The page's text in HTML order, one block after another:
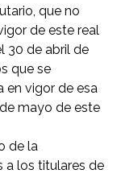
que no
de este real
30 de abril de
que se
en vigor de esa
mayo de este
de la
a los titulares de